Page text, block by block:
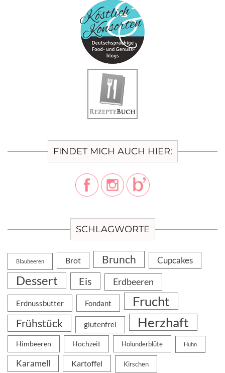
FINDET MICH AUCH HIER:
SCHLAGWORTE
Blaubeeren Brot Brunch Cupcakes
Dessert Eis Erdbeeren
Erdnussbutter Fondant Frucht
Frühstück glutenfrei Herzhaft
Himbeeren Hochzeit Holunderblüte Huhn
Karamell Kartoffel Kirschen